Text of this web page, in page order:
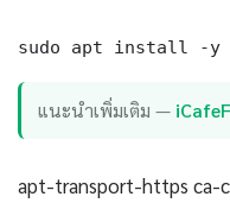
sudo apt install -y
แนะนำเพิ่มเติม —
apt-transport-https ca-